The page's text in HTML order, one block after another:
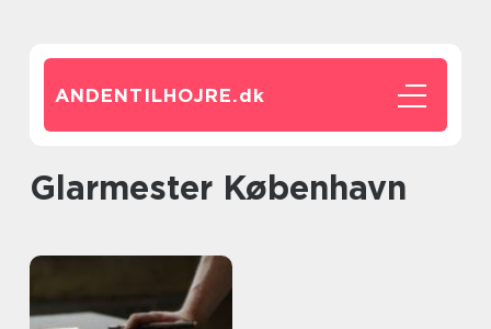
ANDENTILHOJRE.dk
glarmester København